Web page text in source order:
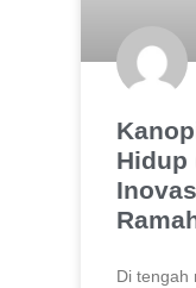
Hidup
Di tengah